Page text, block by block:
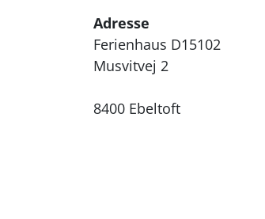
Adresse
Ferienhaus D15102
Musvitvej 2
8400 Ebeltoft